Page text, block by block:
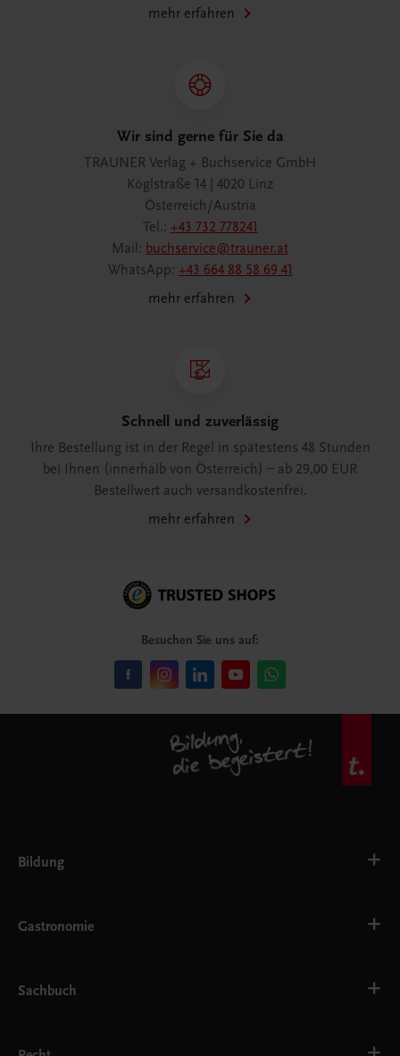
mehr erfahren
Wir sind gerne für Sie da
TRAUNER Verlag + Buchservice GmbH
Köglstraße 14 | 4020 Linz
Österreich/Austria
Tel.: +43 732 778241
Mail: buchservice@trauner.at
WhatsApp: +43 664 88 58 69 41
mehr erfahren
Schnell und zuverlässig
Ihre Bestellung ist in der Regel in spätestens 48 Stunden
bei Ihnen (innerhalb von Österreich) – ab 29,00 EUR
Bestellwert auch versandkostenfrei.
mehr erfahren
Besuchen Sie uns auf:
Bildung
AHS
EWF/ZWF
FW
Gastronomie
Getränke
Service
Sachbuch